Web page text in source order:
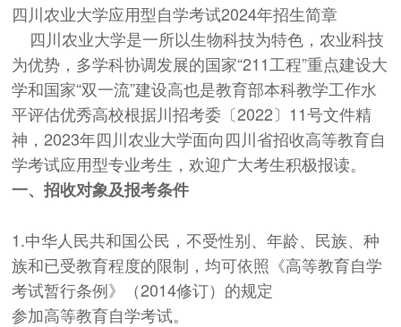
四川农业大学应用型自学考试2024年招生简章
四川农业大学是一所以生物科技为特色，农业科技
为优势，多学科协调发展的国家“211工程”重点建设大
学和国家“双一流”建设高也是教育部本科教学工作水
平评估优秀高校根据川招考委〔2022〕11号文件精
神，2023年四川农业大学面向四川省招收高等教育自
学考试应用型专业考生，欢迎广大考生积极报读。
一、招收对象及报考条件
1.中华人民共和国公民，不受性别、年龄、民族、种
族和已受教育程度的限制，均可依照《高等教育自学
考试暂行条例》（2014修订）的规定
参加高等教育自学考试。